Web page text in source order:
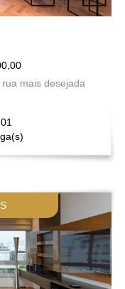
mais desejada
01